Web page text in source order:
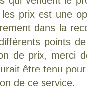
prix est une
dans la
points
de prix, merci
être tenu
de ce service.